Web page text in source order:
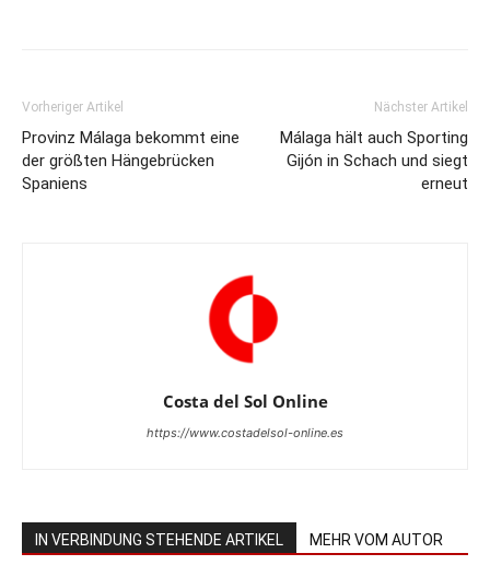
Vorheriger Artikel
Provinz Málaga bekommt eine
der größten Hängebrücken
Spaniens
Nächster Artikel
Málaga hält auch Sporting
Gijón in Schach und siegt
erneut
Costa del Sol Online
https://www.costadelsol-online.es
IN VERBINDUNG STEHENDE ARTIKEL MEHR VOM AUTOR